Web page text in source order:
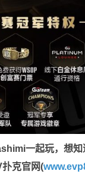
一起玩，想知
克官网(